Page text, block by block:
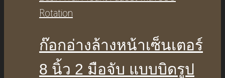
ก๊อกอ่างล้างหน้าเซ็นเตอร์
8 นิ้ว 2 มือจับ แบบบิดรูป